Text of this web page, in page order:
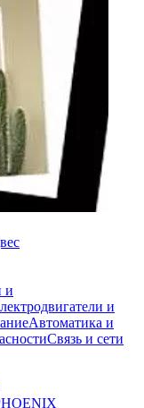
и
и
Автоматика и
Связь и сети